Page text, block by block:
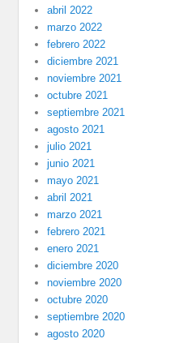
abril 2022
marzo 2022
febrero 2022
diciembre 2021
noviembre 2021
octubre 2021
septiembre 2021
agosto 2021
julio 2021
junio 2021
mayo 2021
abril 2021
marzo 2021
febrero 2021
enero 2021
diciembre 2020
noviembre 2020
octubre 2020
septiembre 2020
agosto 2020